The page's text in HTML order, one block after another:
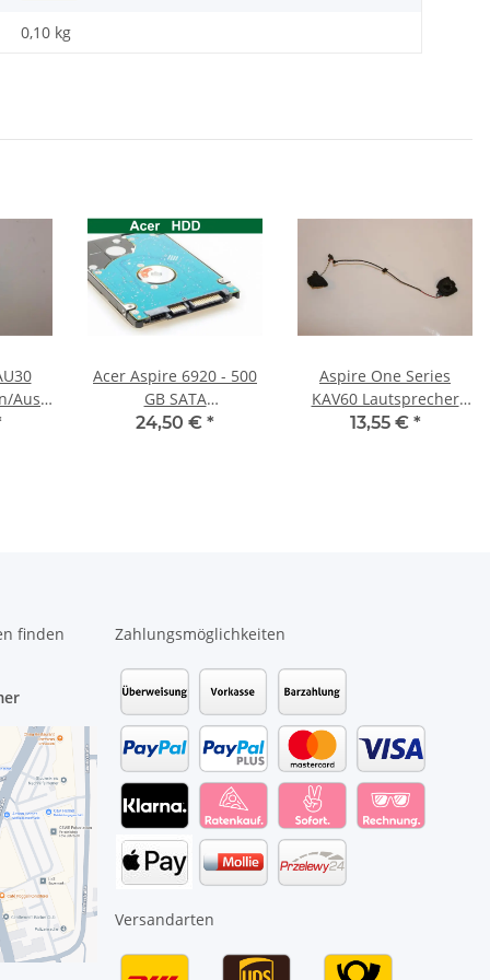
0,10 kg
Aus
Acer Aspire 6920 - 500
GB SATA
HDD/Festplatte
24,50 € *
Aspire One Series
KAV60 Lautsprecher
Soundspeaker #2991
13,55 € *
finden
Zahlungsmöglichkeiten
Versandarten